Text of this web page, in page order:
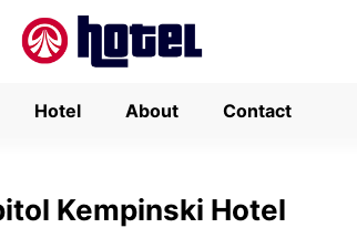
Hotel About Contact
Kempinski Hotel